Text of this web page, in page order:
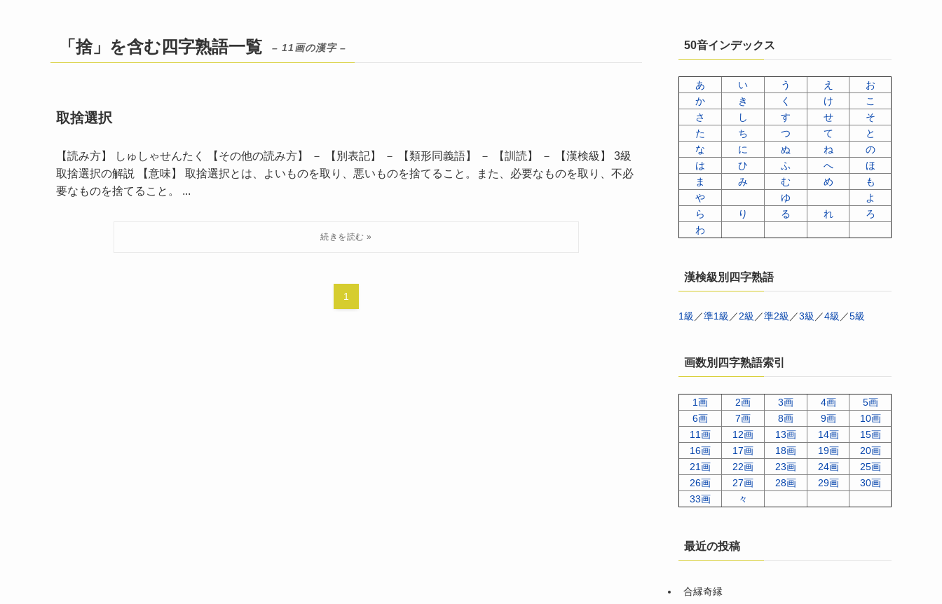
「捨」を含む四字熟語一覧 – 11画の漢字 –
取捨選択
【読み方】 しゅしゃせんたく 【その他の読み方】 － 【別表記】 － 【類形同義語】 － 【訓読】 － 【漢検級】 3級
取捨選択の解説 【意味】 取捨選択とは、よいものを取り、悪いものを捨てること。また、必要なものを取り、不必
要なものを捨てること。 ...
1
50音インデックス
あ い う え
お
か
き く け
こ
さ
し す せ
そ
た
ち つ て
と
な
に ぬ ね
の
は
ひ ふ へ
ほ
ま
み む め
も
や
ゆ
よ
ら
り る れ
ろ
わ
漢検級別四字熟語
1級 ／準1級 ／2級 ／準2級 ／3級 ／4級 ／5級
画数別四字熟語索引
1画 2画 3画 4画
5画
6画
7画 8画 9画
10画
11画
12画 13画 14画
15画
16画
17画 18画 19画
20画
21画
22画 23画 24画
25画
26画
27画 28画 29画
30画
33画
々
最近の投稿
合縁奇縁